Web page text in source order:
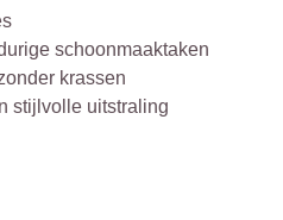
schoonmaaktaken
krassen
stijlvolle uitstraling